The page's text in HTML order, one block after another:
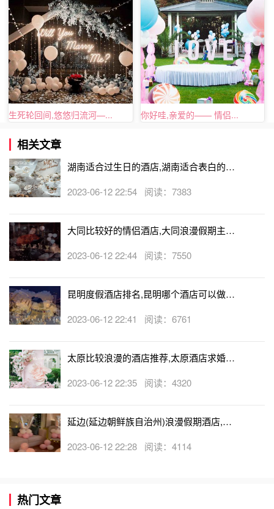
生死轮回间,悠悠归流河—... 你好哇,亲爱的—— 情侣...
相关文章
湖南适合过生日的酒店,湖南适合表白的酒
2023-06-12 22:54 阅读：7383
大同比较好的情侣酒店,大同浪漫假期主题
2023-06-12 22:44 阅读：7550
昆明度假酒店排名,昆明哪个酒店可以做求
2023-06-12 22:41 阅读：6761
太原比较浪漫的酒店推荐,太原酒店求婚可
2023-06-12 22:35 阅读：4320
延边(延边朝鲜族自治州)浪漫假期酒店,延
2023-06-12 22:28 阅读：4114
热门文章